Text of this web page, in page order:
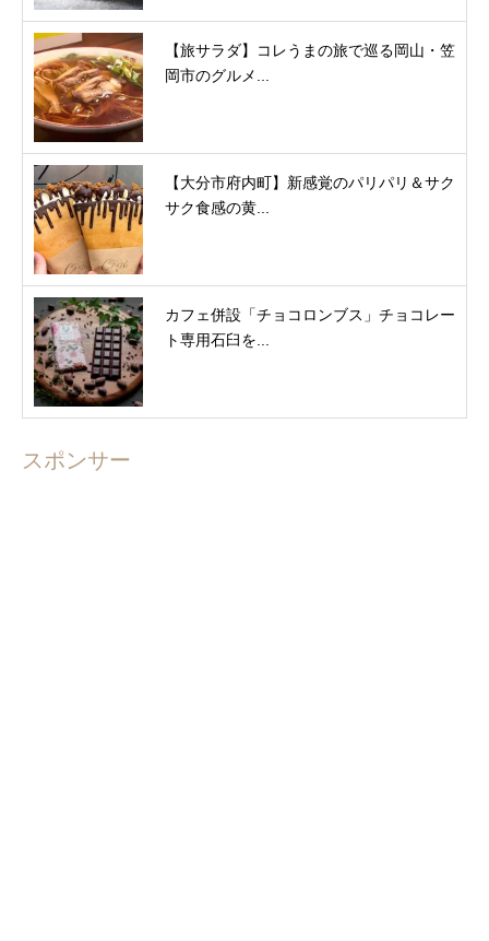
【旅サラダ】コレうまの旅で巡る岡山・笠
岡市のグルメ...
【大分市府内町】新感覚のパリパリ＆サク
サク食感の黄...
カフェ併設「チョコロンブス」チョコレー
ト専用石臼を...
スポンサー